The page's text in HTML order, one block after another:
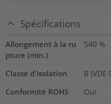
Spécifications
Allongement à la ru
pture (min.)
540 %
Classe d'isolation
B (VDE
Conformité ROHS
Oui